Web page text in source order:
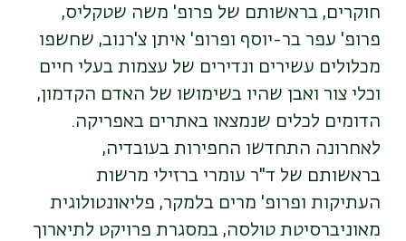
חוקרים, בראשותם של פרופ' משה שטקליס,
פרופ' עפר בר-יוסף ופרופ' איתן צ'רנוב, שחשפו
מכלולים עשירים ונדירים של עצמות בעלי חיים
וכלי צור ואבן שהיו בשימושו של האדם הקדמון,
הדומים לכלים שנמצאו באתרים באפריקה.
לאחרונה התחדשו החפירות בעובדיה,
בראשותם של ד"ר עומרי ברזילי מרשות
העתיקות ופרופ' מרים בלמקר, פליאונטולוגית
מאוניברסיטת טולסה, במסגרת פרויקט לתיארוך